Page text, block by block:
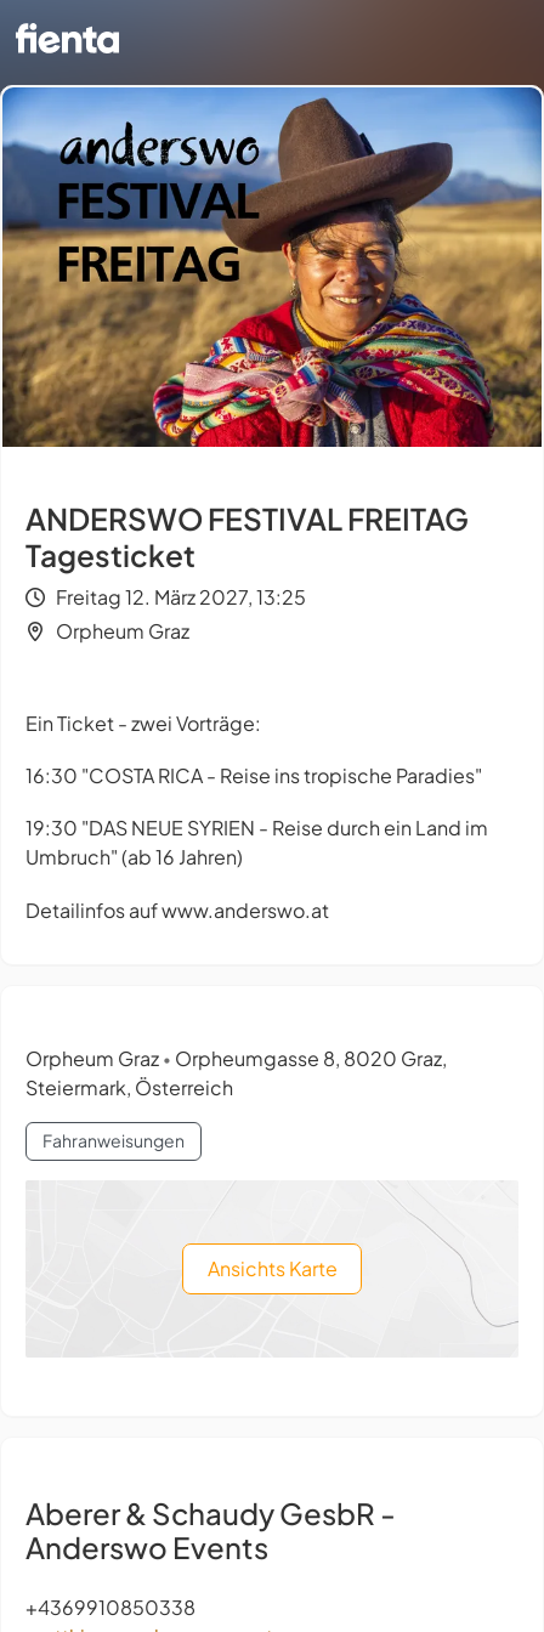
ANDERSWO FESTIVAL FREITAG
Tagesticket
Freitag 12. März 2027, 13:25
Orpheum Graz
Ein Ticket - zwei Vorträge:
16:30 "COSTA RICA - Reise ins tropische Paradies"
19:30 "DAS NEUE SYRIEN - Reise durch ein Land im
Umbruch" (ab 16 Jahren)
Detailinfos auf www.anderswo.at
Orpheum Graz • Orpheumgasse 8, 8020 Graz,
Steiermark, Österreich
Fahranweisungen
Ansichts Karte
Aberer & Schaudy GesbR -
Anderswo Events
+4369910850338